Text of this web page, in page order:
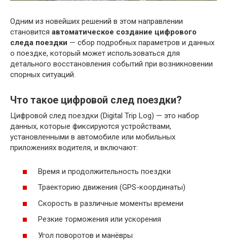
Одним из новейших решений в этом направлении
становится автоматическое создание цифрового
следа поездки — сбор подробных параметров и данных
о поездке, который может использоваться для
детального восстановления событий при возникновении
спорных ситуаций.
Что такое цифровой след поездки?
Цифровой след поездки (Digital Trip Log) — это набор
данных, которые фиксируются устройствами,
установленными в автомобиле или мобильных
приложениях водителя, и включают:
Время и продолжительность поездки
Траекторию движения (GPS-координаты)
Скорость в различные моменты времени
Резкие торможения или ускорения
Угол поворотов и манёвры